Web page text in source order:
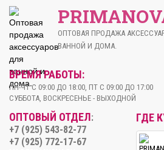
ОПТОВАЯ ПРОДАЖА
ВАННОЙ И ДОМА.
ВРЕМЯ РАБОТЫ:
ПН-ЧТ С 09:00 ДО 18:00, ПТ С 09:00 ДО 17:00
СУББОТА, ВОСКРЕСЕНЬЕ - ВЫХОДНОЙ
ОПТОВЫЙ ОТДЕЛ:
+7 (925) 543-82-77
+7 (925) 772-17-67
ГДЕ